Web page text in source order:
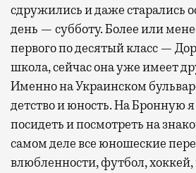
сдружились и даже старались
день — субботу. Более или
первого по десятый класс —
школа, сейчас она уже имеет
Именно на Украинском
детство и юность. На Бронную
посидеть и посмотреть на
самом деле все юношеские
влюбленности, футбол,